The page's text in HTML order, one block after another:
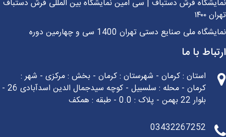
فرش دستباف | سی امین نمایشگاه بین المللی فرش دستباف
۱۴۰۰
ملی صنایع دستی تهران 1400 سی و چهارمین دوره
با ما
استان : کرمان - شهرستان : کرمان - بخش : مرکزی - شهر :
کرمان - محله : سلسبیل - کوچه سیدجمال الدین اسدآبادی 26 -
بلوار 22 بهمن - پلاک : 0.0 - طبقه : همکف
03432267252